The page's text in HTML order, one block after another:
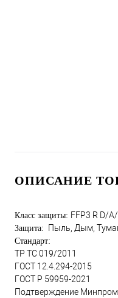
ОПИСАНИЕ
Класс защиты: FFP3 R D/
Защита: Пыль, Дым,
Стандарт:
ТР ТС 019/2011
ГОСТ 12.4.294-2015
ГОСТ Р 59959-2021
Подтверждение